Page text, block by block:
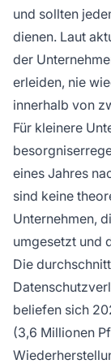
und sollten
dienen. Laut
der
erleiden, nie
innerhalb von
Für kleinere
eines Jahres
sind keine
Unternehmen,
umgesetzt und
Die
beliefen sich
(3,6 Millionen